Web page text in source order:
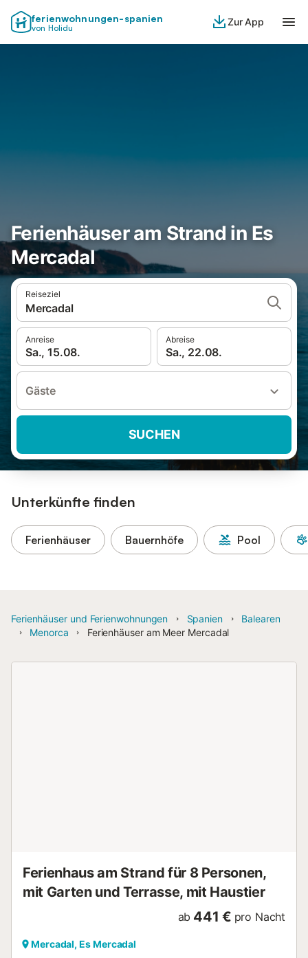
ferienwohnungen-spanien
von Holidu
Zur App
Ferienhäuser am Strand in Es
Mercadal
Reiseziel
Mercadal
Anreise
Sa., 15.08.
Abreise
Sa., 22.08.
Gäste
SUCHEN
Unterkünfte finden
Ferienhäuser Bauernhöfe Pool
Ferienhäuser und Ferienwohnungen Spanien
Balearen
Menorca
Ferienhäuser am Meer Mercadal
Ferienhaus am Strand für 8 Personen,
mit Garten und Terrasse, mit Haustier
ab 441 € pro Nacht
Mercadal, Es Mercadal